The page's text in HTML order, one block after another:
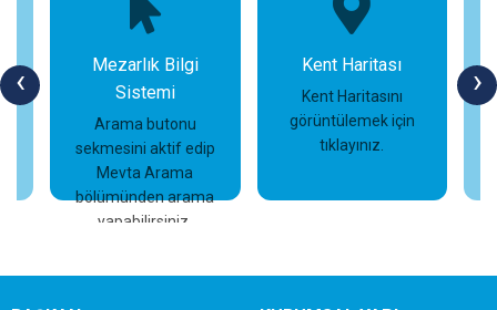
‹ ›
Mezarlık Bilgi
Sistemi
Arama butonu
sekmesini aktif edip
Mevta Arama
bölümünden arama
yapabilirsiniz.
İncele
Kent Haritası
Kent Haritasını
görüntülemek için
tıklayınız.